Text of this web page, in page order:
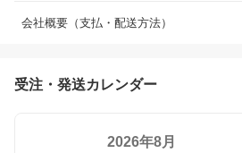
会社概要（支払・配送方法）
受注・発送カレンダー
2026年8月